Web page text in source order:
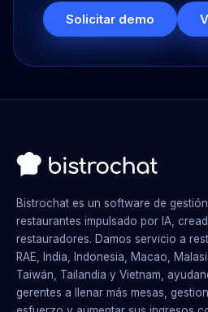
Solicitar demo
Bistrochat es un software de
restaurantes impulsado por IA,
restauradores. Damos servicio a
RAE, India, Indonesia, Macao,
Taiwán, Tailandia y Vietnam,
gerentes a llenar más mesas,